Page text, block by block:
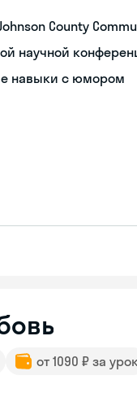
County
научной
навыки с юмором
от 1090 ₽ за